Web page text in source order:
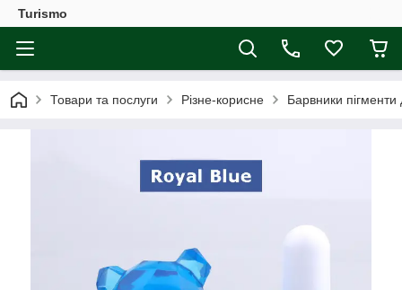
Turismo
Товари та послуги Різне-корисне Барвники